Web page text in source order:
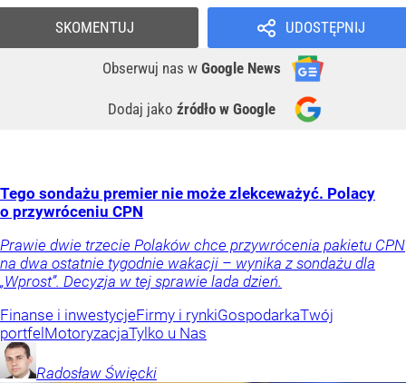
UDOSTĘPNIJ
Obserwuj nas w Google News
Dodaj jako źródło w Google
SKOMENTUJ
Tego sondażu premier nie może zlekceważyć. Polacy
o przywróceniu CPN
Prawie dwie trzecie Polaków chce przywrócenia pakietu CPN
na dwa ostatnie tygodnie wakacji – wynika z sondażu dla
„Wprost”. Decyzja w tej sprawie lada dzień.
Finanse i inwestycjeFirmy i rynkiGospodarkaTwój
portfelMotoryzacjaTylko u Nas
Radosław Święcki